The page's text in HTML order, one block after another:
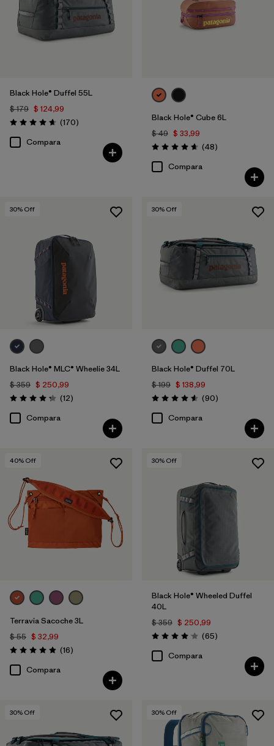
Black Hole® Duffel 55L
$ 179 $ 124,99
Valoración: 4.6 / 5
(170Comentarios
)
Compara
Black Hole® Cube 6L
$ 49 $ 33,99
Valoración: 4.7 / 5
(48Comentarios
)
Compara
30% Off
Black Hole® MLC® Wheelie 34L
$ 359 $ 250,99
Valoración: 4.3 / 5
(12Comentarios
)
Compara
30% Off
Black Hole® Duffel 70L
$ 199 $ 138,99
Valoración: 4.6 / 5
(90Comentarios
)
Compara
40% Off
Terravia Sacoche 3L
$ 55 $ 32,99
Valoración: 4.9 / 5
(16Comentarios
)
Compara
30% Off
Black Hole® Wheeled Duffel
40L
$ 359 $ 250,99
Valoración: 4.1 / 5
(65Comentarios
)
Compara
30% Off 30% Off